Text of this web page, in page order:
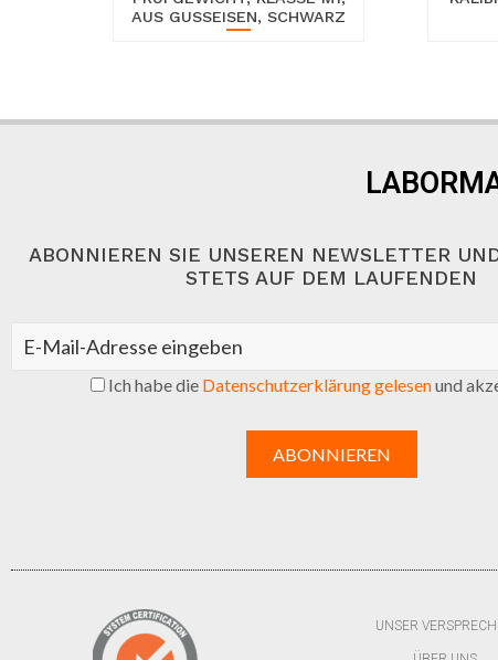
AUS GUSSEISEN, SCHWARZ
ABONNIEREN SIE UNSEREN NEWSLETTER
STETS AUF DEM LAUFENDEN
Ich habe die Datenschutzerklärung gelesenund
UNSER